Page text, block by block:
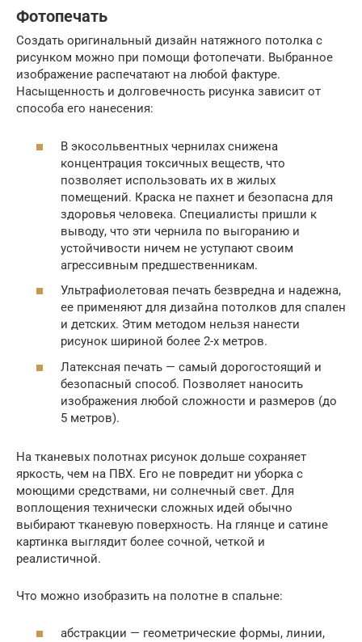
Фотопечать
Создать оригинальный дизайн натяжного потолка с
рисунком можно при помощи фотопечати. Выбранное
изображение распечатают на любой фактуре.
Насыщенность и долговечность рисунка зависит от
способа его нанесения:
В экосольвентных чернилах снижена
концентрация токсичных веществ, что
позволяет использовать их в жилых
помещений. Краска не пахнет и безопасна для
здоровья человека. Специалисты пришли к
выводу, что эти чернила по выгоранию и
устойчивости ничем не уступают своим
агрессивным предшественникам.
Ультрафиолетовая печать безвредна и надежна,
ее применяют для дизайна потолков для спален
и детских. Этим методом нельзя нанести
рисунок шириной более 2-х метров.
Латексная печать — самый дорогостоящий и
безопасный способ. Позволяет наносить
изображения любой сложности и размеров (до
5 метров).
На тканевых полотнах рисунок дольше сохраняет
яркость, чем на ПВХ. Его не повредит ни уборка с
моющими средствами, ни солнечный свет. Для
воплощения технически сложных идей обычно
выбирают тканевую поверхность. На глянце и сатине
картинка выглядит более сочной, четкой и
реалистичной.
Что можно изобразить на полотне в спальне:
абстракции — геометрические формы, линии,